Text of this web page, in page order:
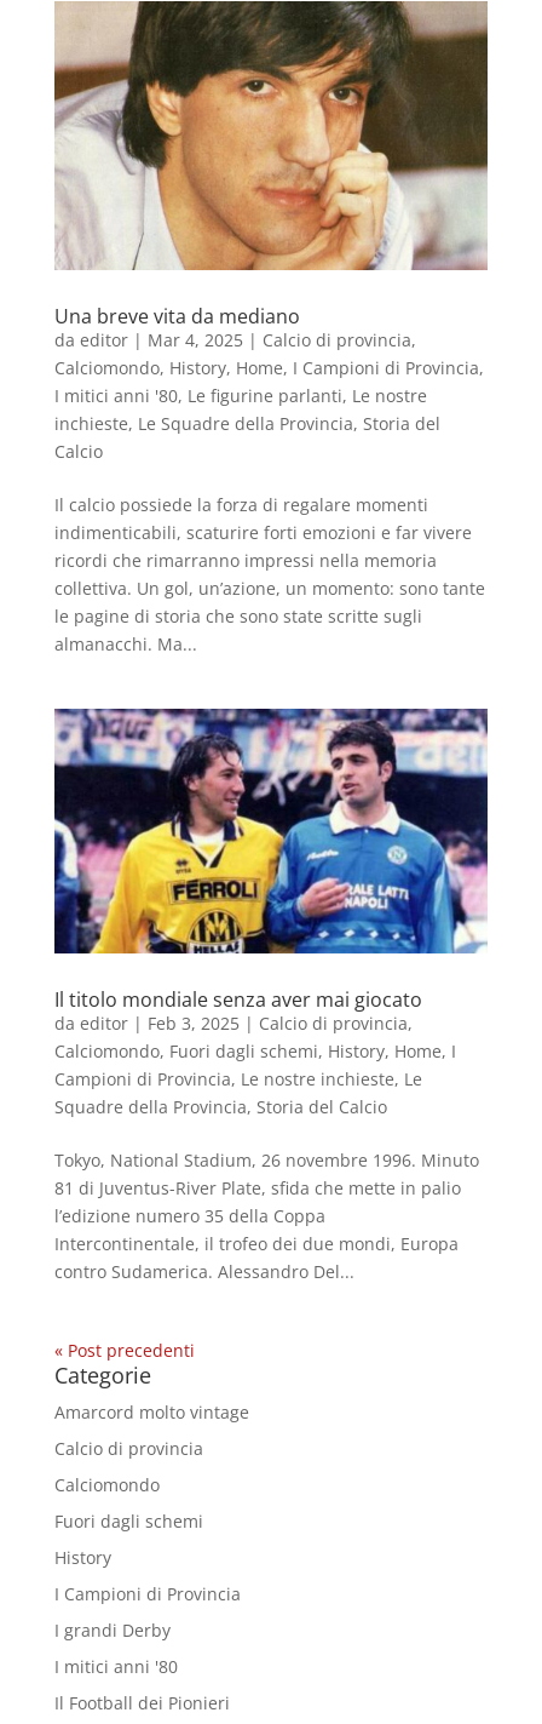
Una breve vita da mediano
da editor| Mar 4, 2025| Calcio di provincia,
Calciomondo, History, Home, I Campioni di Provincia,
I mitici anni '80, Le figurine parlanti, Le nostre
inchieste, Le Squadre della Provincia, Storia del
Calcio
Il calcio possiede la forza di regalare momenti
indimenticabili, scaturire forti emozioni e far vivere
ricordi che rimarranno impressi nella memoria
collettiva. Un gol, un’azione, un momento: sono tante
le pagine di storia che sono state scritte sugli
almanacchi. Ma...
Il titolo mondiale senza aver mai giocato
da editor| Feb 3, 2025| Calcio di provincia,
Calciomondo, Fuori dagli schemi, History, Home, I
Campioni di Provincia, Le nostre inchieste, Le
Squadre della Provincia, Storia del Calcio
Tokyo, National Stadium, 26 novembre 1996. Minuto
81 di Juventus-River Plate, sfida che mette in palio
l’edizione numero 35 della Coppa
Intercontinentale, il trofeo dei due mondi, Europa
contro Sudamerica. Alessandro Del...
« Post precedenti
Categorie
Amarcord molto vintage
Calcio di provincia
Calciomondo
Fuori dagli schemi
History
I Campioni di Provincia
I grandi Derby
I mitici anni '80
Il Football dei Pionieri